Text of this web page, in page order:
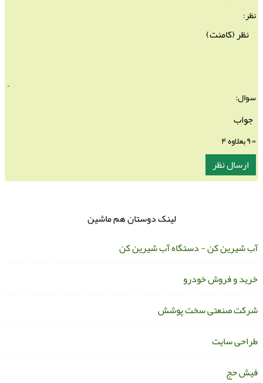
نظر:
سوال:
لینک دوستان هم ماشین
شیرین کن - دستگاه آب شیرین کن
و فروش خودرو
صنعتی سخت پوشش
سایت
حج